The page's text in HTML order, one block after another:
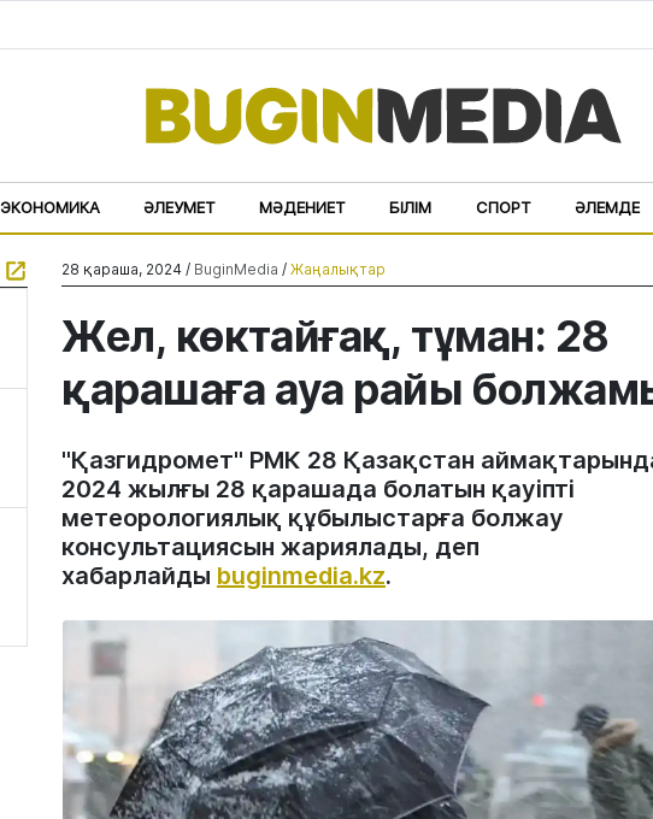
ЭКОНОМИКА ӘЛЕУМЕТ МӘДЕНИЕТ БІЛІМ СПОРТ ӘЛЕМДЕ
28 қараша, 2024 / BuginMedia / Жаңалықтар
Жел, көктайғақ, тұман: 28
қарашаға ауа райы
"Қазгидромет" РМК 28 Қазақстан
2024 жылғы 28 қарашада болатын қауіпті
метеорологиялық құбылыстарға болжау
консультациясын жариялады, деп
хабарлайды buginmedia.kz.